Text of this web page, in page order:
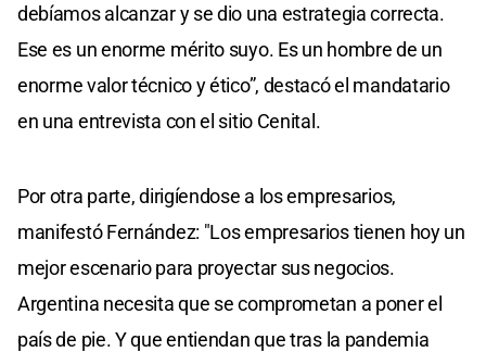
debíamos alcanzar y se dio una estrategia correcta.
Ese es un enorme mérito suyo. Es un hombre de un
enorme valor técnico y ético”, destacó el mandatario
en una entrevista con el sitio Cenital.
Por otra parte, dirigíendose a los empresarios,
manifestó Fernández: "Los empresarios tienen hoy un
mejor escenario para proyectar sus negocios.
Argentina necesita que se comprometan a poner el
país de pie. Y que entiendan que tras la pandemia